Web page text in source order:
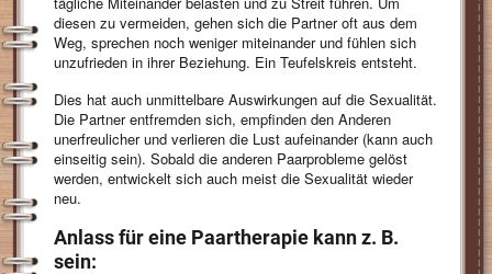
diesen zu vermeiden, gehen sich die Partner oft aus dem
Weg, sprechen noch weniger miteinander und fühlen sich
unzufrieden in ihrer Beziehung. Ein Teufelskreis entsteht.
Dies hat auch unmittelbare Auswirkungen auf die Sexualität.
Die Partner entfremden sich, empfinden den Anderen
unerfreulicher und verlieren die Lust aufeinander (kann auch
einseitig sein). Sobald die anderen Paarprobleme gelöst
werden, entwickelt sich auch meist die Sexualität wieder
neu.
Anlass für eine Paartherapie kann z. B.
sein: